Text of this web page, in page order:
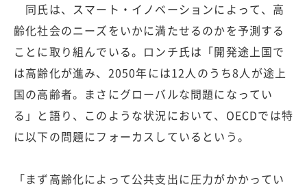
同氏は、スマート・イノベーションによって、高
齢化社会のニーズをいかに満たせるのかを予測する
ことに取り組んでいる。ロンチ氏は「開発途上国で
は高齢化が進み、2050年には12人のうち8人が途上
国の高齢者。まさにグローバルな問題になってい
る」と語り、このような状況において、OECDでは特
に以下の問題にフォーカスしているという。
「まず高齢化によって公共支出に圧力がかかってい